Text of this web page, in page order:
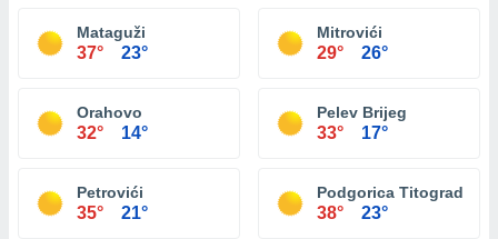
Mataguži
37° 23°
Mitrovići
29° 26°
Orahovo
32° 14°
Pelev Brijeg
33° 17°
Petrovići
35° 21°
Podgorica Titograd
38° 23°